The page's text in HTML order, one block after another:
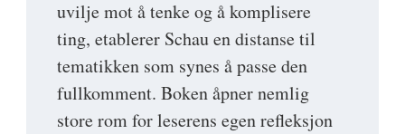
uvilje mot å tenke og å komplisere
ting, etablerer Schau en distanse til
tematikken som synes å passe den
fullkomment. Boken åpner nemlig
store rom for leserens egen refleksjon